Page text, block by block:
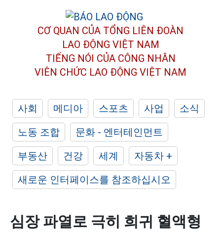
CƠ QUAN CỦA TỔNG LIÊN ĐOÀN
LAO ĐỘNG VIỆT NAM
TIẾNG NÓI CỦA CÔNG NHÂN
VIÊN CHỨC LAO ĐỘNG VIỆT NAM
사회 메디아 스포츠 사업
소식
노동 조합
문화 - 엔터테인먼트
부동산
건강 세계
자동차 +
새로운 인터페이스를 참조하십시오
심장 파열로 극히 희귀 혈액형